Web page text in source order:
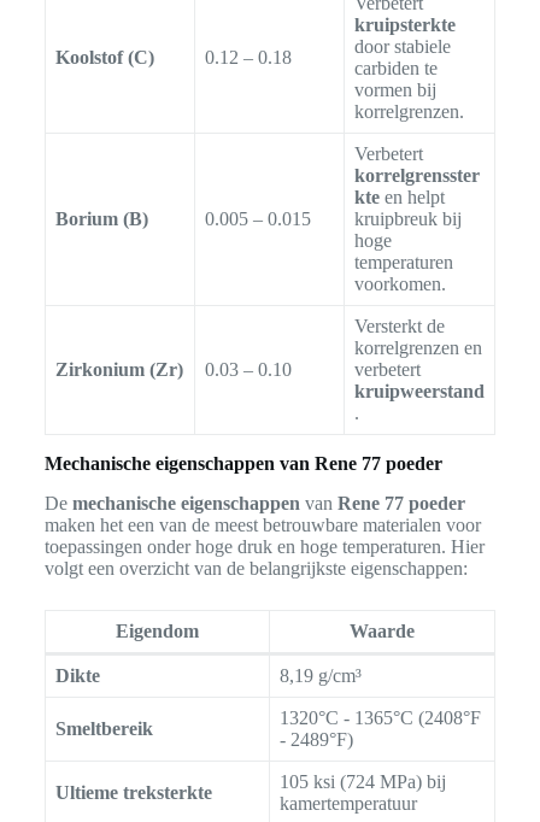
Koolstof (C) 0.12 – 0.18
kruipsterkte
door stabiele
carbiden te
vormen bij
korrelgrenzen.
Borium (B) 0.005 – 0.015
Verbetert
korrelgrensster
kteen helpt
kruipbreuk bij
hoge
temperaturen
voorkomen.
Zirkonium (Zr) 0.03 – 0.10
Versterkt de
korrelgrenzen en
verbetert
kruipweerstand
.
Mechanische eigenschappen van Rene 77 poeder
De mechanische eigenschappen van Rene 77 poeder
maken het een van de meest betrouwbare materialen voor
toepassingen onder hoge druk en hoge temperaturen. Hier
volgt een overzicht van de belangrijkste eigenschappen:
Eigendom Waarde
Dikte 8,19 g/cm³
Smeltbereik
1320°C - 1365°C (2408°F
- 2489°F)
Ultieme treksterkte
105 ksi (724 MPa) bij
kamertemperatuur